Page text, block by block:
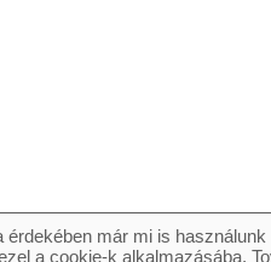
már mi is
a cookie-k alkalmazásába.